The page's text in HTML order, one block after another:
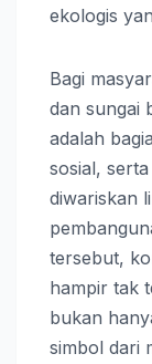
ekologis
Bagi
dan sungai
adalah
sosial,
diwariskan
tersebut,
hampir tak
bukan
simbol dari